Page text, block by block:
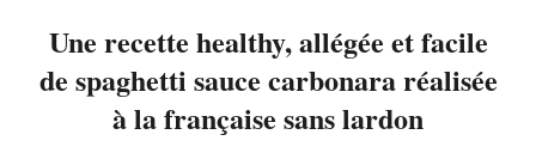
Une recette healthy, allégée et facile
de spaghetti sauce carbonara réalisée
à la française sans lardon